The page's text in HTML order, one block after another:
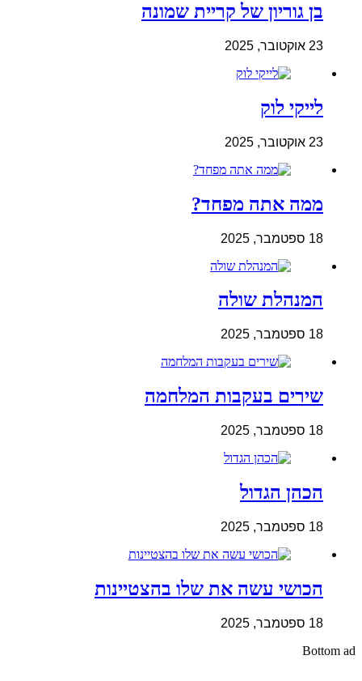
בן גוריון של קריית שמונה
23 אוקטובר, 2025
לייקי לוק
23 אוקטובר, 2025
ממה אתה מפחד?
18 ספטמבר, 2025
המנהלת שולה
18 ספטמבר, 2025
שירים בעקבות המלחמה
18 ספטמבר, 2025
הכהן הגדול
18 ספטמבר, 2025
הכושי עשה את שלו בהצטיינות
18 ספטמבר, 2025
Bottom ad